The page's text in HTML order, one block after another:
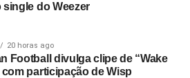
single do Weezer
20 horas ago
Football divulga clipe de “Wake
com participação de Wisp